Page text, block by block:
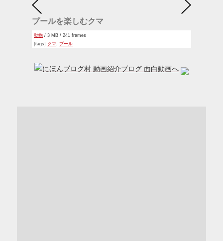
プールを楽しむクマ
動物 / 3 MB / 241 frames
[tags] クマ プール